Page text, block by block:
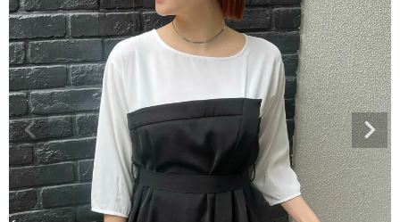
CATEGORY
BRAND
SALE
OUTLET
RANKING
RE STOCK